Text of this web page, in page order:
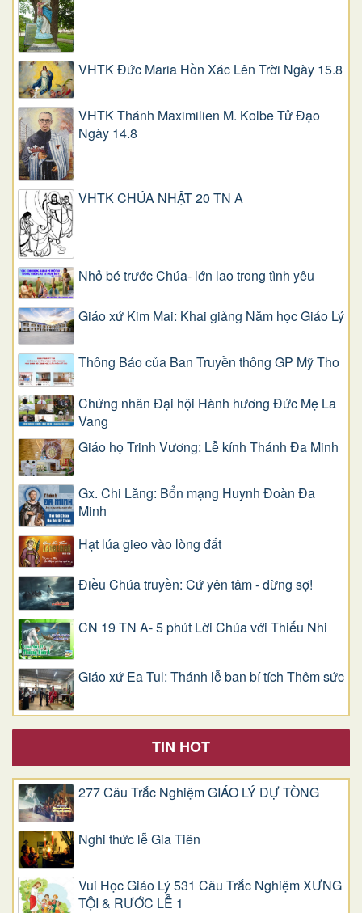
VHTK Đức Maria Hồn Xác Lên Trời Ngày 15.8
VHTK Thánh Maximilien M. Kolbe Tử Đạo
Ngày 14.8
VHTK CHÚA NHẬT 20 TN A
Nhỏ bé trước Chúa- lớn lao trong tình yêu
Giáo xứ Kim Mai: Khai giảng Năm học Giáo Lý
Thông Báo của Ban Truyền thông GP Mỹ Tho
Chứng nhân Đại hội Hành hương Đức Mẹ La
Vang
Giáo họ Trinh Vương: Lễ kính Thánh Đa Minh
Gx. Chi Lăng: Bổn mạng Huynh Đoàn Đa
Minh
Hạt lúa gieo vào lòng đất
Điều Chúa truyền: Cứ yên tâm - đừng sợ!
CN 19 TN A- 5 phút Lời Chúa với Thiếu Nhi
Giáo xứ Ea Tul: Thánh lễ ban bí tích Thêm sức
TIN HOT
277 Câu Trắc Nghiệm GIÁO LÝ DỰ TÒNG
Nghi thức lễ Gia Tiên
Vui Học Giáo Lý 531 Câu Trắc Nghiệm XƯNG
TỘI & RƯỚC LỄ 1